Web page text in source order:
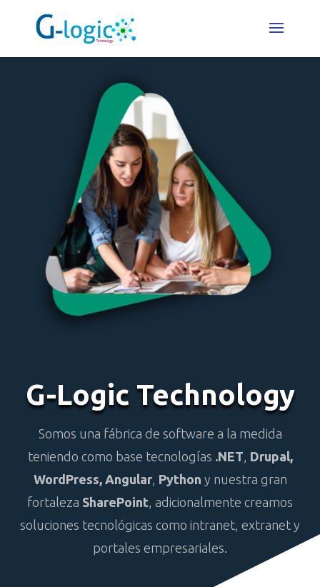
G-Logic Technology
Somos una fábrica de software a la medida
teniendo como base tecnologías .NET Drupal,
WordPress, Angular, Python y nuestra gran
fortaleza SharePoint , adicionalmente creamos
soluciones tecnológicas como intranet, extranet y
portales empresariales.